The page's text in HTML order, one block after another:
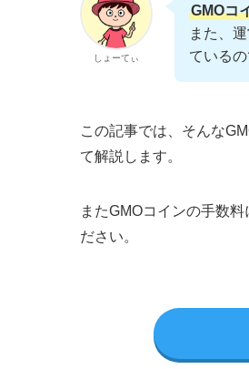
しょーてぃ
GMOコ
また、
ている
この記事では、そんな
て解説します。
またGMOコインの手数
ださい。